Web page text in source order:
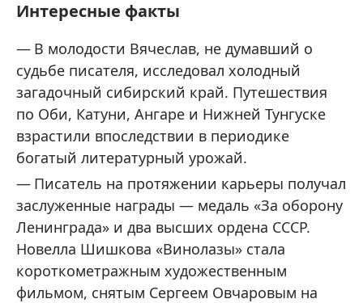
Интересные факты
В молодости Вячеслав, не думавший о
судьбе писателя, исследовал холодный
загадочный сибирский край. Путешествия
по Оби, Катуни, Ангаре и Нижней Тунгуске
взрастили впоследствии в периодике
богатый литературный урожай.
Писатель на протяжении карьеры получал
заслуженные награды — медаль «За оборону
Ленинграда» и два высших ордена СССР.
Новелла Шишкова «Винолазы» стала
короткометражным художественным
фильмом, снятым Сергеем Овчаровым на